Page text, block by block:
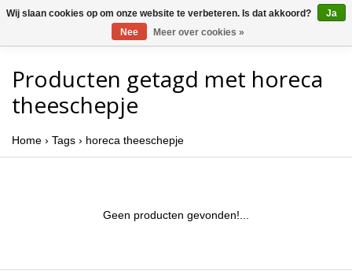
Producten getagd met horeca
theeschepje
Home › Tags › horeca theeschepje
Geen producten gevonden!...
Wij slaan cookies op om onze website te verbeteren. Is dat akkoord?
Ja
Nee
Meer over cookies »